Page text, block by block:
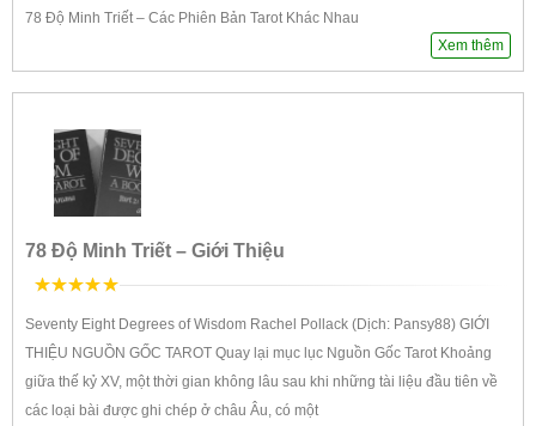
78 Độ Minh Triết – Các Phiên Bản Tarot Khác Nhau
Xem thêm
78 Độ Minh Triết – Giới Thiệu
Seventy Eight Degrees of Wisdom Rachel Pollack (Dịch: Pansy88) GIỚI
THIỆU NGUỒN GỐC TAROT Quay lại mục lục Nguồn Gốc Tarot Khoảng
giữa thế kỷ XV, một thời gian không lâu sau khi những tài liệu đầu tiên về
các loại bài được ghi chép ở châu Âu, có một